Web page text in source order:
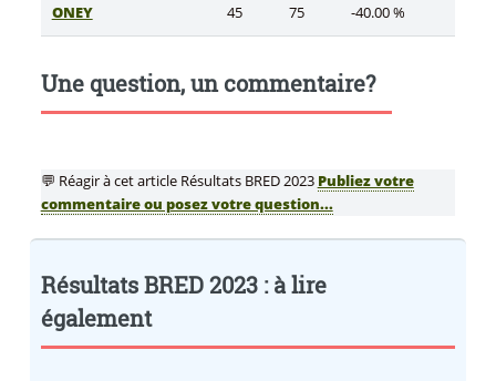
ONEY 45 75 -40.00 %
Une question, un commentaire?
💬 Réagir à cet article Résultats BRED 2023 Publiez votre
commentaire ou posez votre question...
Résultats BRED 2023 : à lire
également